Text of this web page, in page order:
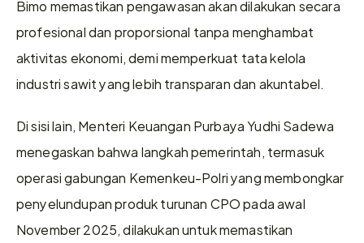
Bimo memastikan pengawasan akan dilakukan secara
profesional dan proporsional tanpa menghambat
aktivitas ekonomi, demi memperkuat tata kelola
industri sawit yang lebih transparan dan akuntabel.
Di sisi lain, Menteri Keuangan Purbaya Yudhi Sadewa
menegaskan bahwa langkah pemerintah, termasuk
operasi gabungan Kemenkeu-Polri yang membongkar
penyelundupan produk turunan CPO pada awal
November 2025, dilakukan untuk memastikan